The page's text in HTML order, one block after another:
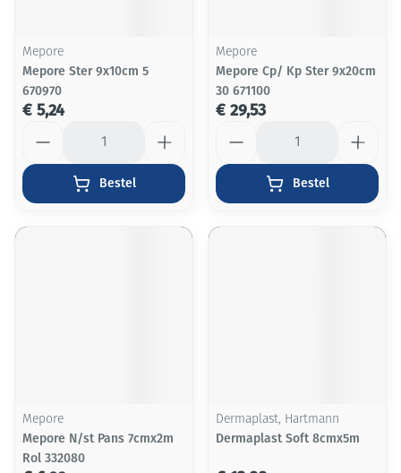
Mepore
Mepore Ster 9x10cm 5
670970
€ 5,24
Bestel
Mepore
Mepore Cp/ Kp Ster 9x20cm
30 671100
€ 29,53
Bestel
Mepore
Mepore N/st Pans 7cmx2m
Rol 332080
Dermaplast, Hartmann
Dermaplast Soft 8cmx5m